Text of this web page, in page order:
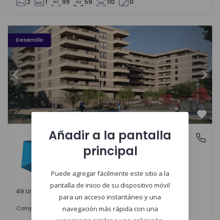
2 1 99 59 110 0
Desarrollo
PLENO JARDIM - 3
Anterior
Águas Santas, PortoPLENO JARDIM
Águas Santas, Porto
49 Unidades disponibles
Comprar 242.000 €
Añadir a la pantalla
principal
Puede agregar fácilmente este sitio a la
pantalla de inicio de su dispositivo móvil
para un acceso instantáneo y una
navegación más rápida con una